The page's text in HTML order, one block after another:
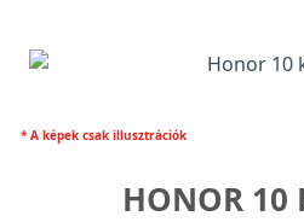
* A képek csak illusztrációk
HONOR 10